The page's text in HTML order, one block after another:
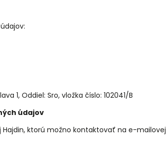
1, Oddiel: Sro, vložka číslo: 102041/B
údajov
ktorú možno kontaktovať na e-mailovej